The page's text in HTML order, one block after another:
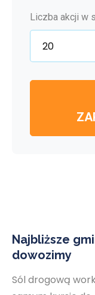
Liczba akcji w
Najbliższe
dowozimy
Sól drogową